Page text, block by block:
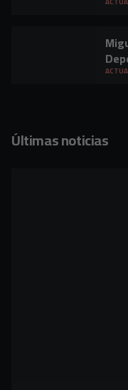
Últimas noticias